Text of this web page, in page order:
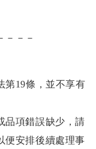
－－－
第19條，並不享有
品項錯誤缺少，請
便安排後續處理事